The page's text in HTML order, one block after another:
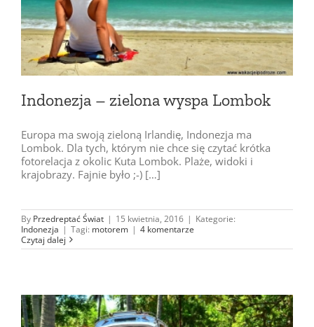
Indonezja – zielona wyspa Lombok
Europa ma swoją zieloną Irlandię, Indonezja ma
Lombok. Dla tych, którym nie chce się czytać krótka
fotorelacja z okolic Kuta Lombok. Plaże, widoki i
krajobrazy. Fajnie było ;-) […]
By Przedreptać Świat | 15 kwietnia, 2016 | Kategorie:
Indonezja | Tagi: motorem | 4 komentarze
Czytaj dalej